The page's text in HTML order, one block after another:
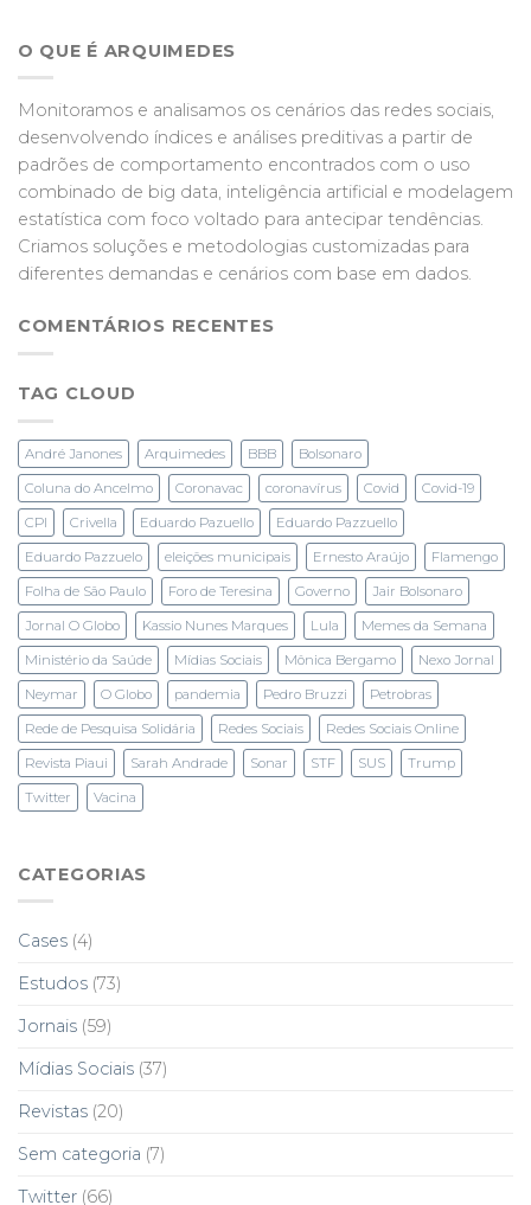
O QUE É ARQUIMEDES
Monitoramos e analisamos os cenários das redes sociais,
desenvolvendo índices e análises preditivas a partir de
padrões de comportamento encontrados com o uso
combinado de big data, inteligência artificial e modelagem
estatística com foco voltado para antecipar tendências.
Criamos soluções e metodologias customizadas para
diferentes demandas e cenários com base em dados.
COMENTÁRIOS RECENTES
TAG CLOUD
André Janones Arquimedes BBB Bolsonaro
Coluna do Ancelmo Coronavac coronavírus Covid Covid-19
CPI Crivella Eduardo Pazuello Eduardo Pazzuello
Eduardo Pazzuelo eleições municipais Ernesto Araújo Flamengo
Folha de São Paulo Foro de Teresina Governo Jair Bolsonaro
Jornal O Globo Kassio Nunes Marques Lula Memes da Semana
Ministério da Saúde Mídias Sociais Mônica Bergamo Nexo Jornal
Neymar O Globo pandemia Pedro Bruzzi Petrobras
Rede de Pesquisa Solidária Redes Sociais Redes Sociais Online
Revista Piaui Sarah Andrade Sonar STF SUS Trump
Twitter Vacina
CATEGORIAS
Cases (4)
Estudos (73)
Jornais (59)
Mídias Sociais (37)
Revistas (20)
Sem categoria (7)
Twitter (66)